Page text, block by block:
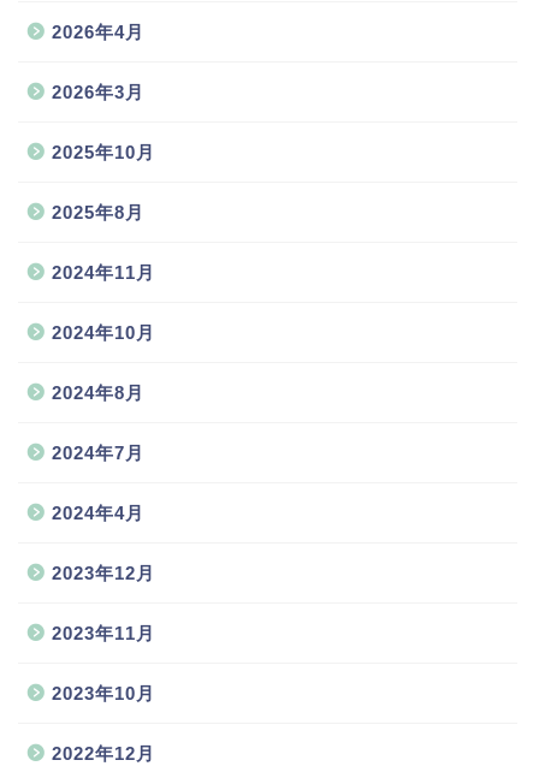
2026年4月
2026年3月
2025年10月
2025年8月
2024年11月
2024年10月
2024年8月
2024年7月
2024年4月
2023年12月
2023年11月
2023年10月
2022年12月